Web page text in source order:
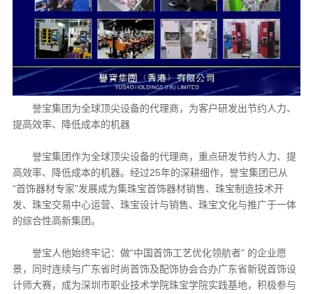
誉宝集团为全球顶尖设备的代理商，为客户研发出节约人力、
提高效率、降低成本的机器
誉宝集团作为全球顶尖设备的代理商，重点研发节约人力、提
高效率、降低成本的机器。经过25年的深耕细作，誉宝集团已从
“首饰器材专家”发展成为集珠宝首饰器材销售、珠宝制造技术开
发、珠宝交易中心运营、珠宝设计与销售、珠宝文化与推广于一体
的综合性高新集团。
誉宝人他始终牢记：做“中国首饰工艺优化领航者” 的企业愿
景，同时连续与广东省时尚首饰及配饰协会合办广东省新锐首饰设
计师大赛，成为深圳市职业技术学院珠宝学院实践基地，积极参与